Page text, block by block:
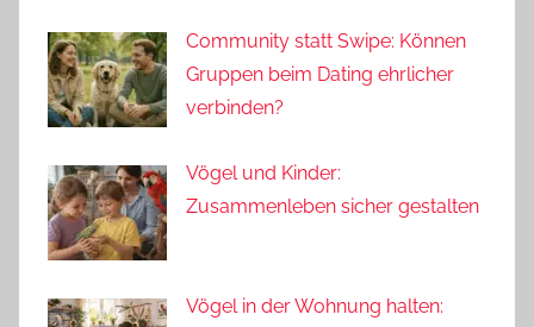
Community statt Swipe: Können
Gruppen beim Dating ehrlicher
verbinden?
Vögel und Kinder:
Zusammenleben sicher gestalten
Vögel in der Wohnung halten: